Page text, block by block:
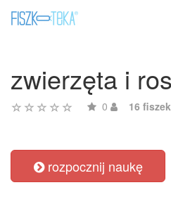
zwierzęta i
0 16 fiszek
rozpocznij naukę